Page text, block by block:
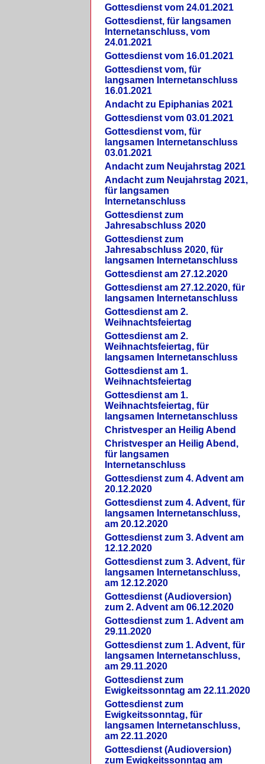
Gottesdienst vom 24.01.2021
Gottesdienst, für langsamen
Internetanschluss, vom
24.01.2021
Gottesdienst vom 16.01.2021
Gottesdienst vom, für
langsamen Internetanschluss
16.01.2021
Andacht zu Epiphanias 2021
Gottesdienst vom 03.01.2021
Gottesdienst vom, für
langsamen Internetanschluss
03.01.2021
Andacht zum Neujahrstag 2021
Andacht zum Neujahrstag 2021,
für langsamen
Internetanschluss
Gottesdienst zum
Jahresabschluss 2020
Gottesdienst zum
Jahresabschluss 2020, für
langsamen Internetanschluss
Gottesdienst am 27.12.2020
Gottesdienst am 27.12.2020, für
langsamen Internetanschluss
Gottesdienst am 2.
Weihnachtsfeiertag
Gottesdienst am 2.
Weihnachtsfeiertag, für
langsamen Internetanschluss
Gottesdienst am 1.
Weihnachtsfeiertag
Gottesdienst am 1.
Weihnachtsfeiertag, für
langsamen Internetanschluss
Christvesper an Heilig Abend
Christvesper an Heilig Abend,
für langsamen
Internetanschluss
Gottesdienst zum 4. Advent am
20.12.2020
Gottesdienst zum 4. Advent, für
langsamen Internetanschluss,
am 20.12.2020
Gottesdienst zum 3. Advent am
12.12.2020
Gottesdienst zum 3. Advent, für
langsamen Internetanschluss,
am 12.12.2020
Gottesdienst (Audioversion)
zum 2. Advent am 06.12.2020
Gottesdienst zum 1. Advent am
29.11.2020
Gottesdienst zum 1. Advent, für
langsamen Internetanschluss,
am 29.11.2020
Gottesdienst zum
Ewigkeitssonntag am 22.11.2020
Gottesdienst zum
Ewigkeitssonntag, für
langsamen Internetanschluss,
am 22.11.2020
Gottesdienst (Audioversion)
zum Ewigkeitssonntag am